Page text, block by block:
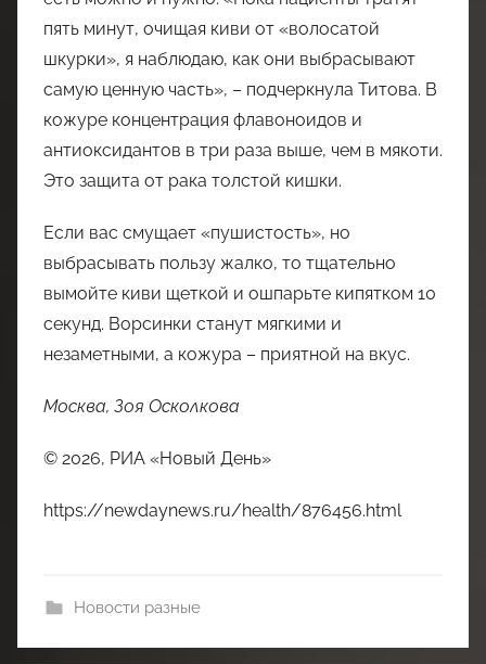
пять минут, очищая киви от «волосатой
шкурки», я наблюдаю, как они выбрасывают
самую ценную часть», – подчеркнула Титова. В
кожуре концентрация флавоноидов и
антиоксидантов в три раза выше, чем в мякоти.
Это защита от рака толстой кишки.
Если вас смущает «пушистость», но
выбрасывать пользу жалко, то тщательно
вымойте киви щеткой и ошпарьте кипятком 10
секунд. Ворсинки станут мягкими и
незаметными, а кожура – приятной на вкус.
Москва, Зоя Осколкова
© 2026, РИА «Новый День»
https://newdaynews.ru/health/876456.html
Новости разные